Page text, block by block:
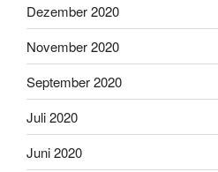
Dezember 2020
November 2020
September 2020
Juli 2020
Juni 2020